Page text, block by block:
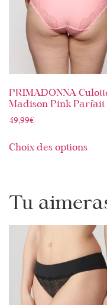
PRIMADONNA
Madison Pink Parfait
49,99€
Choix des options
Tu